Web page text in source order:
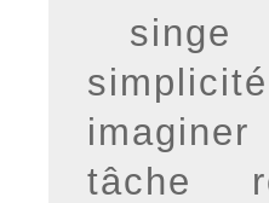
singe
simplicité
imaginer
tâche